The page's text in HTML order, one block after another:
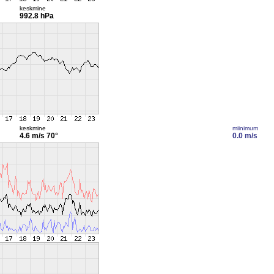
keskmine
992.8 hPa
keskmine
4.6 m/s 70°
miinimum
0.0 m/s